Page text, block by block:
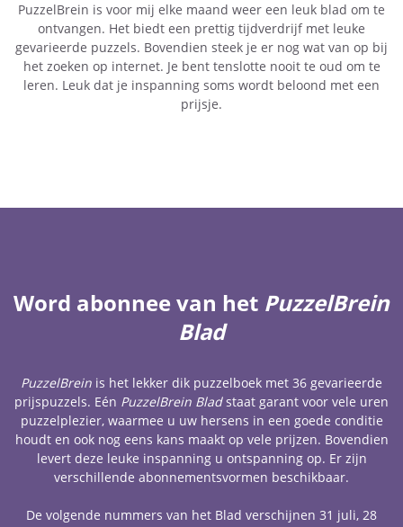
PuzzelBrein is voor mij elke maand weer een leuk blad om te
ontvangen. Het biedt een prettig tijdverdrijf met leuke
gevarieerde puzzels. Bovendien steek je er nog wat van op bij
het zoeken op internet. Je bent tenslotte nooit te oud om te
leren. Leuk dat je inspanning soms wordt beloond met een
prijsje.
Word abonnee van het PuzzelBrein
Blad
PuzzelBrein is het lekker dik puzzelboek met 36 gevarieerde
prijspuzzels. Eén PuzzelBrein Bladstaat garant voor vele uren
puzzelplezier, waarmee u uw hersens in een goede conditie
houdt en ook nog eens kans maakt op vele prijzen. Bovendien
levert deze leuke inspanning u ontspanning op. Er zijn
verschillende abonnementsvormen beschikbaar.
De volgende nummers van het Blad verschijnen 31 juli, 28